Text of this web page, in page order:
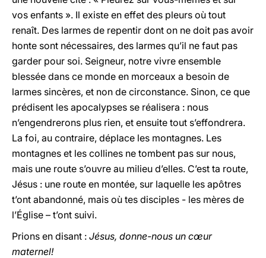
vos enfants ». Il existe en effet des pleurs où tout
renaît. Des larmes de repentir dont on ne doit pas avoir
honte sont nécessaires, des larmes qu’il ne faut pas
garder pour soi. Seigneur, notre vivre ensemble
blessée dans ce monde en morceaux a besoin de
larmes sincères, et non de circonstance. Sinon, ce que
prédisent les apocalypses se réalisera : nous
n’engendrerons plus rien, et ensuite tout s’effondrera.
La foi, au contraire, déplace les montagnes. Les
montagnes et les collines ne tombent pas sur nous,
mais une route s’ouvre au milieu d’elles. C’est ta route,
Jésus : une route en montée, sur laquelle les apôtres
t’ont abandonné, mais où tes disciples - les mères de
l’Église – t’ont suivi.
Prions en disant : Jésus, donne-nous un cœur
maternel!